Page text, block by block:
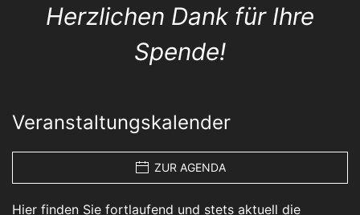
Herzlichen Dank für Ihre
Spende!
Veranstaltungskalender
ZUR AGENDA
Hier finden Sie fortlaufend und stets aktuell die